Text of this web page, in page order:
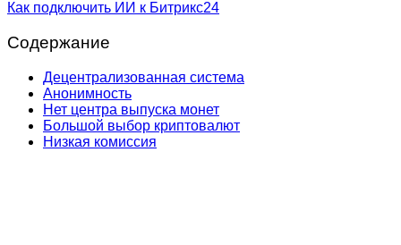
Как подключить ИИ к Битрикс24
Содержание
Децентрализованная система
Анонимность
Нет центра выпуска монет
Большой выбор криптовалют
Низкая комиссия